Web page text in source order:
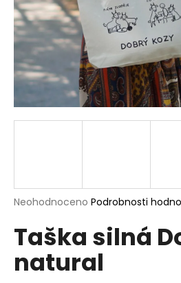
Průměrné
produktu
Neohodnoceno Podrobnosti
Taška silná
natural
a
j
t
?
o
p
o